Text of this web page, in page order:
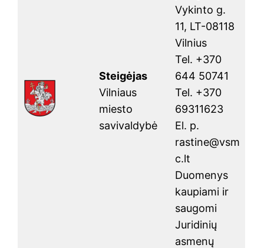
Steigėjas
Vilniaus
miesto
savivaldybė
Vykinto g.
11, LT-08118
Vilnius
Tel. +370
644 50741
Tel. +370
69311623
El. p.
rastine@vsm
c.lt
Duomenys
kaupiami ir
saugomi
Juridinių
asmenų